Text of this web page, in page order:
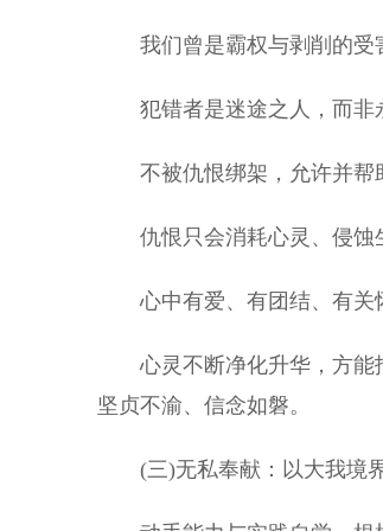
我们曾是霸权与剥削的受
犯错者是迷途之人，而非
不被仇恨绑架，允许并帮
仇恨只会消耗心灵、侵蚀
心中有爱、有团结、有关怀
心灵不断净化升华，方能抵
坚贞不渝、信念如磐。
(三)无私奉献：以大我境